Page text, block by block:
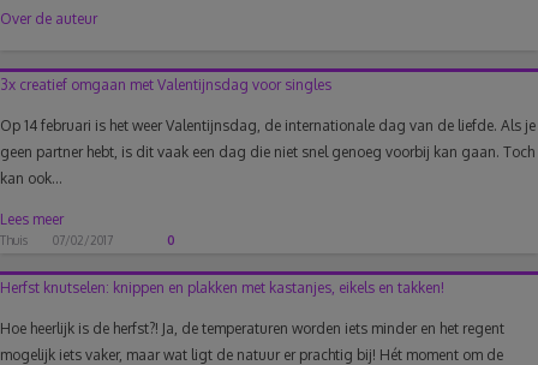
Over de auteur
3x creatief omgaan met Valentijnsdag voor singles
Op 14 februari is het weer Valentijnsdag, de internationale dag van de liefde. Als je
geen partner hebt, is dit vaak een dag die niet snel genoeg voorbij kan gaan. Toch
kan ook...
Lees meer
Thuis 07/02/2017 0
Herfst knutselen: knippen en plakken met kastanjes, eikels en takken!
Hoe heerlijk is de herfst?! Ja, de temperaturen worden iets minder en het regent
mogelijk iets vaker, maar wat ligt de natuur er prachtig bij! Hét moment om de